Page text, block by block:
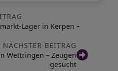
Lager in Kerpen –
NÄCHSTER BEITRAG
Wettringen – Zeugen
gesucht